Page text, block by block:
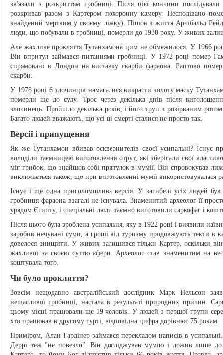
зв'язали з розкриттям гробниці. Після цієї кончини
розкривав разом з Картером похоронну камеру. Несподівано
знайдений мертвим у своєму ліжку). Пішов з життя Арчібальд
люди, що побували в гробниці, померли до 1930 року. У живих
Але жахливе прокляття Тутанхамона цим не обмежилося. У 1966
Він впритул займався питаннями гробниці. У 1972 році помер
спрямовані в Лондон на виставку скарби фараона. Раптово
скарби.
У 1978 році 6 злочинців намагалися викрасти золоту маску
померли ще до суду. Троє через декілька днів після
злочинець. Пройшло декілька років, і його труп з розірваним
Багато людей вважають, що усі ці смерті сталися не просто так.
Версії і припущення
Як же Тутанхамон вбивав осквернителів своєї усипальні? Існує
володіли таємницею виготовлення отрут, які зберігали свої
міг грибок, що знайшов собі притулок в мумії. Він спровокував
виключається також, що при виготовленні мумії використовувалася
Існує і ще одна приголомшлива версія. У загибелі усіх людей
гробниця фараона взагалі не існувала. Знаменитий археолог її
урядом Єгипту, і спеціальні люди таємно виготовили саркофаг і
Після цього була зроблена усипальня, яку в 1922 році і виявили
заробив нечувані суми, а гроші від туризму продовжують текти в
довелося знищити. У живих залишився тільки Картер, оскільки він
жахливої за своєю суттю афери. Археолог став знаменитим на
коштувала того.
Чи було прокляття?
Зовсім нещодавно австралійський дослідник Марк Нельсон
нещасливої гробниці, настала в результаті природних причин.
цьому місці працювали ще 19 чоловік. У людей з першої групи
хто працював в другому гурті, відповідна цифра дорівнює 75 рокам.
Приміром, Алан Гардінер займався перекладом написів в
Деррі теж "не повезло". Він досліджував мумію і дожив лише до